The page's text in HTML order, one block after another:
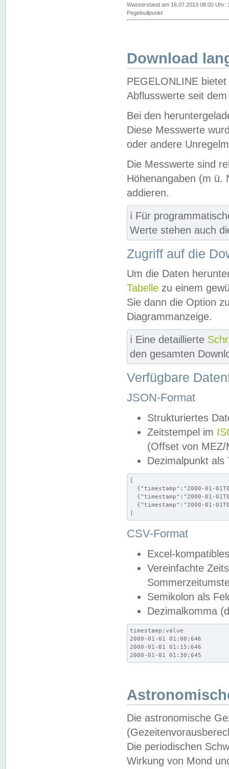
Wasserstand am 16.07.2013 08:00 Uhr:
Pegelnullpunkt
Download
PEGELONLINE
Abflusswerte seit
Bei den
Diese Messwerte
oder andere
Die Messwerte sind
Höhenangaben (m ü.
addieren.
ℹ️ Für
Werte stehen auch
Zugriff auf die
Um die Daten
Tabelle zu einem
Sie dann die Option
Diagrammanzeige.
ℹ️ Eine detaillierte
den gesamten
Verfügbare
JSON-Format
Strukturiertes
Zeitstempel im
(Offset von MEZ/
Dezimalpunkt als
[
{"timestamp":"2000-01-
{"timestamp":"2000-01-
{"timestamp":"2000-01-
]
CSV-Format
Excel-
Vereinfachte
Semikolon als
Dezimalkomma
timestamp;value
2000-01-01 01:00;646
2000-01-01 01:15;646
2000-01-01 01:30;645
Die astronomische
Die periodischen
Wirkung von Mond